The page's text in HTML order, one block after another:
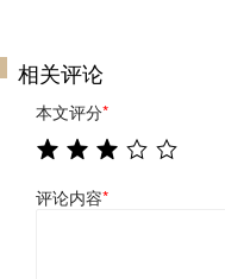
相关评论
本文评分*
评论内容*